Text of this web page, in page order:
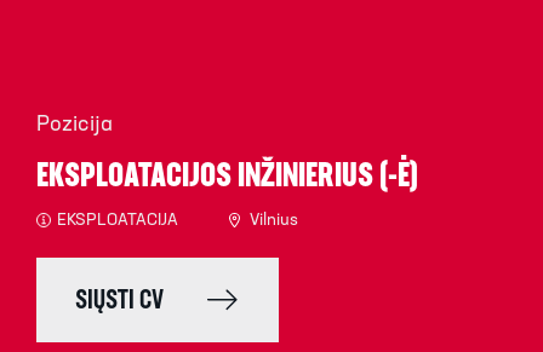
Pozicija
EKSPLOATACIJOS INŽINIERIUS (-Ė)
EKSPLOATACIJA Vilnius
SIŲSTI CV